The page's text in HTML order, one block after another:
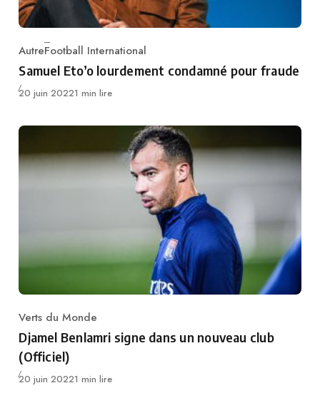
Category
AutreFootball International
Samuel Eto’o lourdement condamné pour fraude
Publié
20 juin 20221 min lire
Category
Verts du Monde
Djamel Benlamri signe dans un nouveau club
(Officiel)
Publié
20 juin 20221 min lire